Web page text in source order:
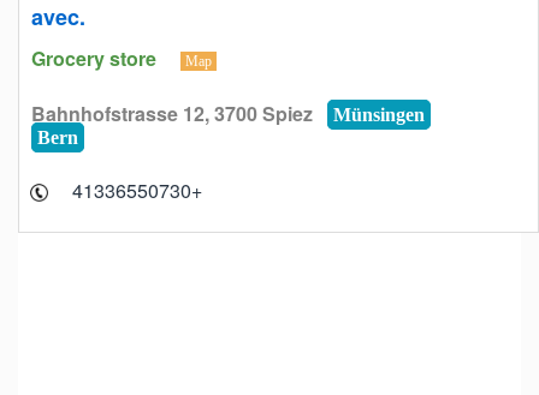
avec.
Grocery store Map
Bahnhofstrasse 12, 3700 Spiez
Münsingen
Bern
+41336550730